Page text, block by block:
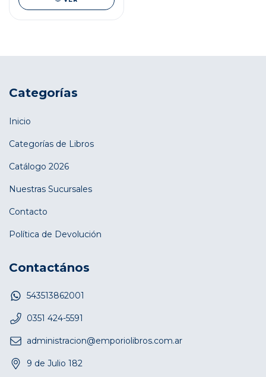
Categorías
Inicio
Categorías de Libros
Catálogo 2026
Nuestras Sucursales
Contacto
Política de Devolución
Contactános
543513862001
0351 424-5591
administracion@emporiolibros.com.ar
9 de Julio 182